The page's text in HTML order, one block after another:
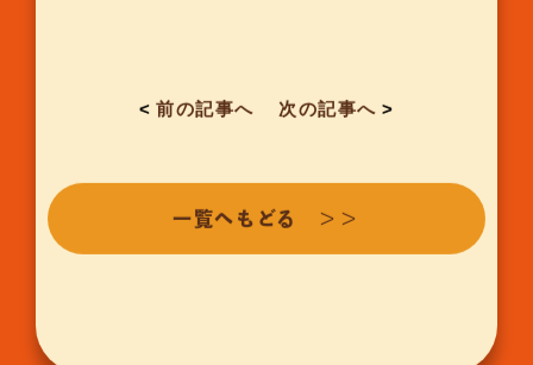
<前の記事へ 次の記事へ >
一覧へもどる ＞＞